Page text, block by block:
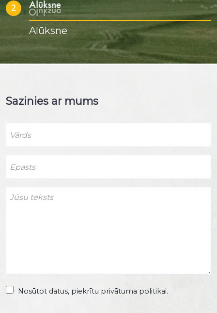
2
Alūksne
Sazinies ar mums
Nosūtot datus, piekrītu privātuma politikai.